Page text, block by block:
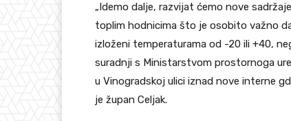
„Idemo dalje, razvijat ćemo nove
toplim hodnicima što je osobito važno
izloženi temperaturama od -20 ili +40,
suradnji s Ministarstvom prostornoga
u Vinogradskoj ulici iznad nove interne
je župan Celjak.